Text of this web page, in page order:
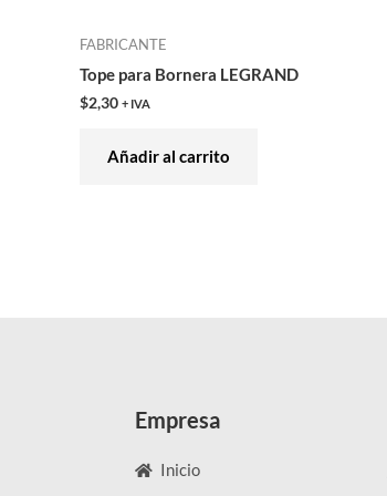
FABRICANTE
Tope para Bornera LEGRAND
$2,30 + IVA
Añadir al carrito
Empresa
Inicio